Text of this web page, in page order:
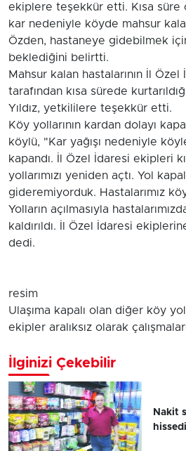
ekiplere teşekkür etti. Kısa süre
kar nedeniyle köyde mahsur
Özden, hastaneye gidebilmek için
beklediğini belirtti.
Mahsur kalan hastalarının İl
tarafından kısa sürede
Yıldız, yetkililere teşekkür etti.
Köy yollarının kardan dolayı
köylü, "Kar yağışı nedeniyle
kapandı. İl Özel İdaresi ekipleri
yollarımızı yeniden açtı. Yol
gideremiyorduk. Hastalarımız
Yolların açılmasıyla
kaldırıldı. İl Özel İdaresi
dedi.
resim
Ulaşıma kapalı olan diğer köy
ekipler aralıksız olarak
İlginizi Çekebilir
Nakit